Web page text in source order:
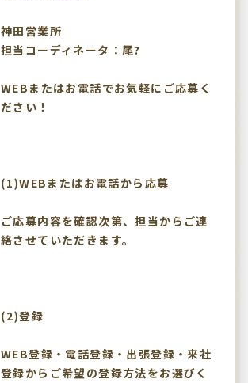
神田営業所
担当コーディネータ：尾?
WEBまたはお電話でお気軽にご応募く
ださい！
(1)WEBまたはお電話から応募
ご応募内容を確認次第、担当からご連
絡させていただきます。
(2)登録
WEB登録・電話登録・出張登録・来社
登録からご希望の登録方法をお選びく